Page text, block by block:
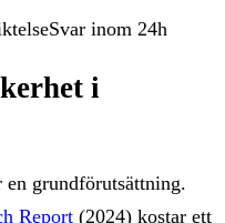
Svar inom 24h
i
grundförutsättning.
Report (2024) kostar ett